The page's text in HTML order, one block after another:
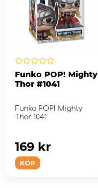
Funko POP! Mighty
Thor #1041
Funko POP! Mighty
Thor 1041
KÖP
169 kr